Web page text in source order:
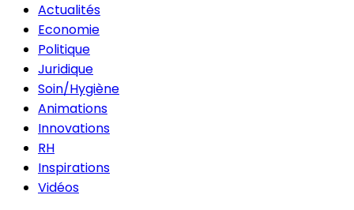
Actualités
Economie
Politique
Juridique
Soin/Hygiène
Animations
Innovations
RH
Inspirations
Vidéos